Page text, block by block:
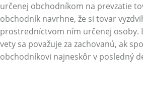
určenej obchodníkom na prevzatie
obchodník navrhne, že si tovar
prostredníctvom ním určenej osoby.
vety sa považuje za zachovanú, ak
obchodníkovi najneskôr v posledný